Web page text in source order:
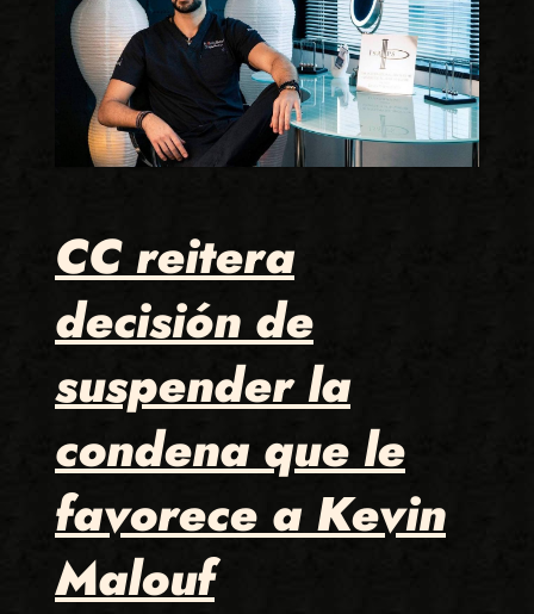
CC reitera
decisión de
suspender la
condena que le
favorece a Kevin
Malouf